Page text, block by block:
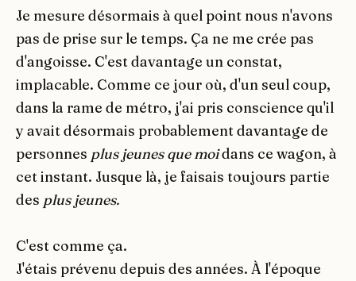
Je mesure désormais à quel point nous n'avons
pas de prise sur le temps. Ça ne me crée pas
d'angoisse. C'est davantage un constat,
implacable. Comme ce jour où, d'un seul coup,
dans la rame de métro, j'ai pris conscience qu'il
y avait désormais probablement davantage de
personnes plus jeunes que moidans ce wagon, à
cet instant. Jusque là, je faisais toujours partie
des plus jeunes.
C'est comme ça.
J'étais prévenu depuis des années. À l'époque